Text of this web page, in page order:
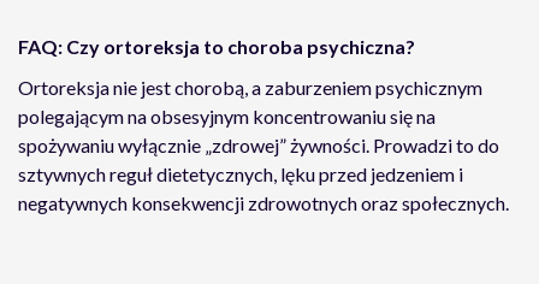
FAQ: Czy ortoreksja to choroba psychiczna?
Ortoreksja nie jest chorobą, a zaburzeniem psychicznym
polegającym na obsesyjnym koncentrowaniu się na
spożywaniu wyłącznie „zdrowej” żywności. Prowadzi to do
sztywnych reguł dietetycznych, lęku przed jedzeniem i
negatywnych konsekwencji zdrowotnych oraz społecznych.